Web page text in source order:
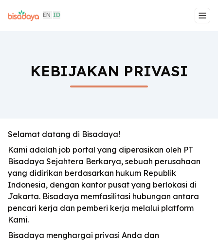
EN ID
KEBIJAKAN PRIVASI
Selamat datang di Bisadaya!
Kami adalah job portal yang diperasikan oleh PT
Bisadaya Sejahtera Berkarya, sebuah perusahaan
yang didirikan berdasarkan hukum Republik
Indonesia, dengan kantor pusat yang berlokasi di
Jakarta. Bisadaya memfasilitasi hubungan antara
pencari kerja dan pemberi kerja melalui platform
Kami.
Bisadaya menghargai privasi Anda dan